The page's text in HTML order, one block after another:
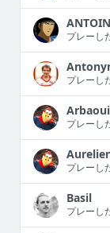
プレーし
プレーし
Arbaoui
プレーし
プレーし
Basil
プレーし